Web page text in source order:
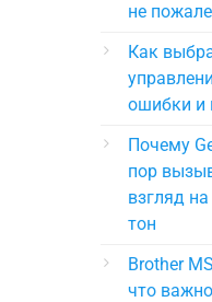
не
Как
ошибки и
Почему
пор
взгляд
тон
Brother
что